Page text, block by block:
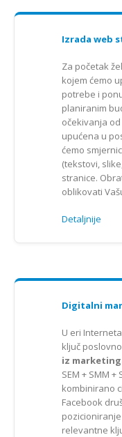
Izrada web
Za početak
kojem ćemo
potrebe i
planiranim
očekivanja
upućena u
ćemo
(tekstovi,
stranice.
oblikovati
Detaljnije
Digitalni
U eri
ključ
iz
SEM + SMM
kombinirano
Facebook
relevantne